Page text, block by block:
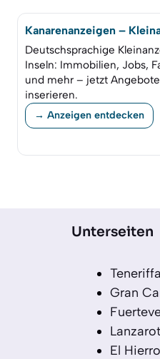
Kanarenanzeigen –
Deutschsprachige
Inseln: Immobilien, Jobs,
und mehr – jetzt
inserieren.
→ Anzeigen entdecken
Unterseiten
Teneriffa
Gran
El Hierro